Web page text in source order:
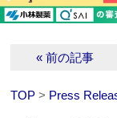
« 前の記事
TOP > Press